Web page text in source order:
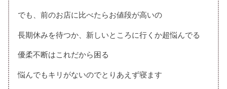
でも、前のお店に比べたらお値段が高いの
長期休みを待つか、新しいところに行くか超悩んでる
優柔不断はこれだから困る
悩んでもキリがないのでとりあえず寝ます